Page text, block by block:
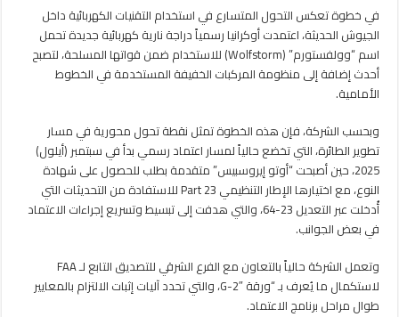
في خطوة تعكس التحول المتسارع في استخدام التقنيات الكهربائية داخل
الجيوش الحديثة، اعتمدت أوكرانيا رسمياً دراجة نارية كهربائية جديدة تحمل
اسم “وولفستورم” (Wolfstorm) للاستخدام ضمن قواتها المسلحة، لتصبح
أحدث إضافة إلى منظومة المركبات الخفيفة المستخدمة في الخطوط
الأمامية.
وبحسب الشركة، فإن هذه الخطوة تمثل نقطة تحول محورية في مسار
تطوير الطائرة، التي تخضع حالياً لمسار اعتماد رسمي بدأ في سبتمبر (أيلول)
2025، حين أصبحت “أوتو إيروسبيس” متقدمة بطلب للحصول على شهادة
النوع، مع اختيارها الإطار التنظيمي Part 23 للاستفادة من التحديثات التي
أُدخلت عبر التعديل 23-64، والتي هدفت إلى تبسيط وتسريع إجراءات الاعتماد
في بعض الجوانب.
وتعمل الشركة حالياً بالتعاون مع الفرع الشرقي للتصديق التابع لـ FAA
لاستكمال ما يُعرف بـ “ورقة G-2″، والتي تحدد آليات إثبات الالتزام بالمعايير
طوال مراحل برنامج الاعتماد.